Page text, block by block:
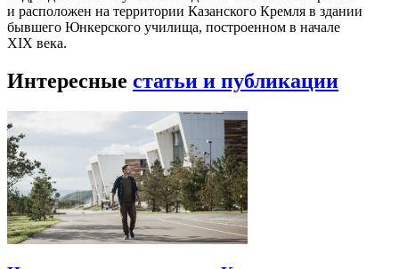
и расположен на территории Казанского Кремля в здании
бывшего Юнкерского училища, построенном в начале
XIX века.
Интересные статьи и публикации